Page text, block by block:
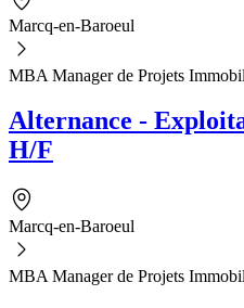
Marcq-en-Baroeul
MBA Manager de Projets
Alternance -
H/F
Marcq-en-Baroeul
MBA Manager de Projets